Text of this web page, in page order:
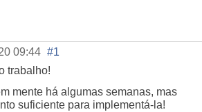
09:44 #1
trabalho!
mente há algumas semanas, mas
suficiente para implementá-la!